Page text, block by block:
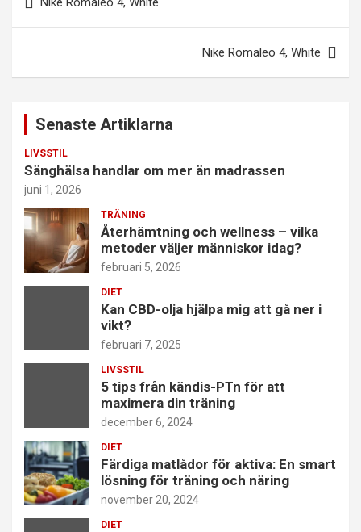
Nike Romaleo 4, White
Senaste Artiklarna
LIVSSTIL
Sänghälsa handlar om mer än madrassen
juni 1, 2026
TRÄNING
Återhämtning och wellness – vilka
metoder väljer människor idag?
februari 5, 2026
DIET
Kan CBD-olja hjälpa mig att gå ner i
vikt?
februari 7, 2025
LIVSSTIL
5 tips från kändis-PTn för att
maximera din träning
december 6, 2024
DIET
Färdiga matlådor för aktiva: En smart
lösning för träning och näring
november 20, 2024
DIET